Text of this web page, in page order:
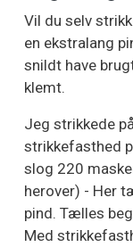
Vil du selv
en ekstralang
snildt have
klemt.
Jeg strikkede
strikkefasthed
slog 220
herover) - Her
pind. Tælles
Med